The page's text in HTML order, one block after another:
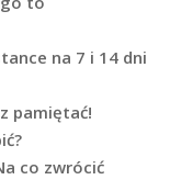
na 7 i 14 dni
pamiętać!
co zwrócić